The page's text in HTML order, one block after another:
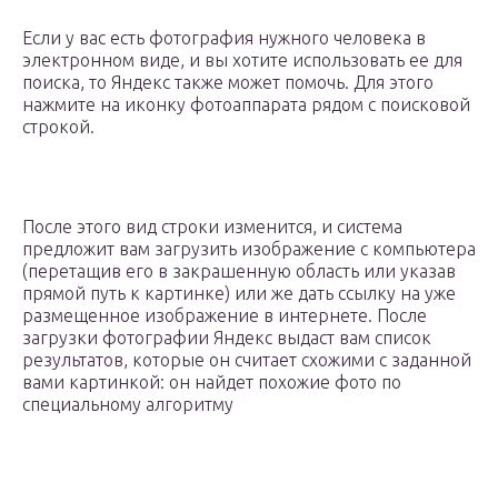
Если у вас есть фотография нужного человека в
электронном виде, и вы хотите использовать ее для
поиска, то Яндекс также может помочь. Для этого
нажмите на иконку фотоаппарата рядом с поисковой
строкой.
После этого вид строки изменится, и система
предложит вам загрузить изображение с компьютера
(перетащив его в закрашенную область или указав
прямой путь к картинке) или же дать ссылку на уже
размещенное изображение в интернете. После
загрузки фотографии Яндекс выдаст вам список
результатов, которые он считает схожими с заданной
вами картинкой: он найдет похожие фото по
специальному алгоритму